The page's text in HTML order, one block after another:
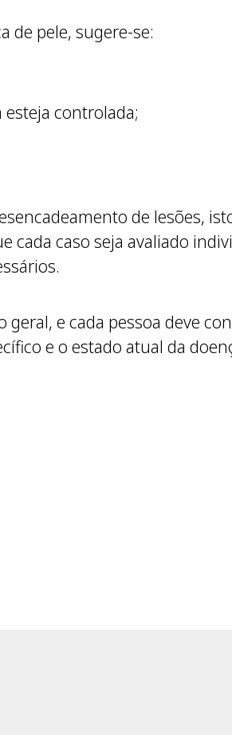
de pele, sugere-se:
controlada;
de lesões,
caso seja avaliado
e cada pessoa deve
e o estado atual da